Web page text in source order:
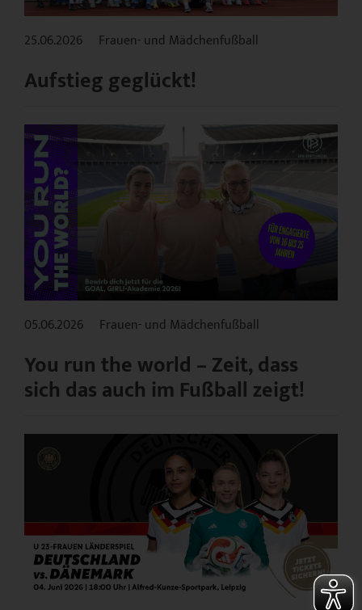
25.06.2026 Frauen- und Mädchenfußball
Aufstieg geglückt!
05.06.2026 Frauen- und Mädchenfußball
You run the world – Zeit, dass
sich das auch im Fußball zeigt!